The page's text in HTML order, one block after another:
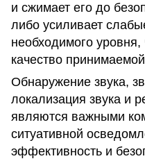
и сжимает его до
либо усиливает
необходимого уровня,
качество
Обнаружение звука,
локализация звука и
являются важными
ситуативной
эффективность и